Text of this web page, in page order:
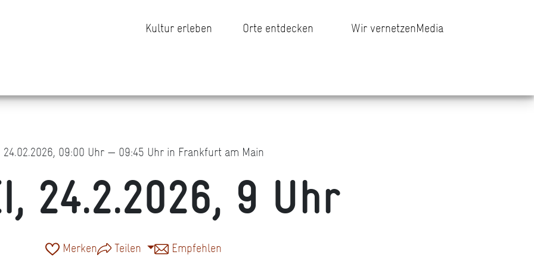
Kultur erleben Orte entdecken Wir vernetzenMedia
24.02.2026, 09:00 Uhr — 09:45 Uhr in Frankfurt am Main
24.2.2026, 9 Uhr
Merken Teilen Empfehlen